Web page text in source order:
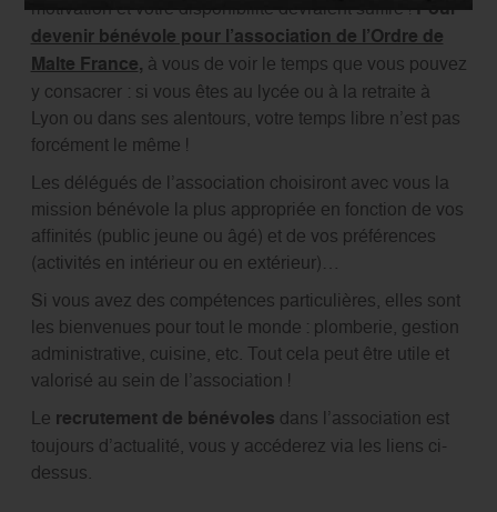
motivation et votre disponibilité devraient suffire !Pour
devenir bénévole pour l’association de l’Ordre de
Malte France, à vous de voir le temps que vous pouvez
y consacrer : si vous êtes au lycée ou à la retraite à
Lyon ou dans ses alentours, votre temps libre n’est pas
forcément le même !
Les délégués de l’association choisiront avec vous la
mission bénévole la plus appropriée en fonction de vos
affinités (public jeune ou âgé) et de vos préférences
(activités en intérieur ou en extérieur)…
Si vous avez des compétences particulières, elles sont
les bienvenues pour tout le monde : plomberie, gestion
administrative, cuisine, etc. Tout cela peut être utile et
valorisé au sein de l’association !
Le recrutement de bénévoles dans l’association est
toujours d’actualité, vous y accéderez via les liens ci-
dessus.